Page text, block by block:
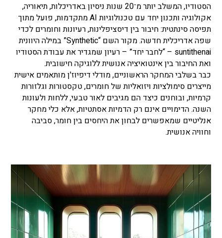
הסטודיו, המשלב יותר מ־20 שנות ניסיון באדריכלות, תיאוריה,
אקולוגיה ותכנון יחד עם טכנולוגיות AI מתקדמות, פועל מתוך
תפיסה סינתטית: חיבור בין דיסציפלינות, רעיונות וחומרים לכדי
שפה אדריכלית חדשה. מקור השם “Synthetic” במילה היוונית
suntithenai – “לחבר יחד” – רעיון שמגדיר את עבודת הסטודיו
ואת החיבור בין אינטואיציה אנושית ללוגיקה חישובית.
כבר בשלבי המחקר הראשוניים, מודלי דיפיוז'ן מותאמים אישית
מייצרים סימולציות ויזואליות של חומרים, טקסטורות וגלזורות
קרמיות, ובוחנים כיצד הם מגיבים לאור טבעי, ללחות ולעונות
השנה. הדימויים אינם רק הדמיות אסתטיות, אלא כלי מחקר
אנליטיים שמאפשרים לבחון את היחסים בין חומר, סביבה
וחוויה אנושית.